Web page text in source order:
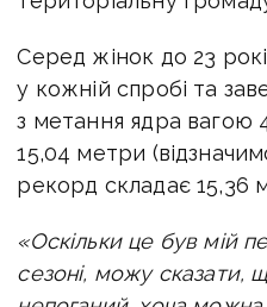
Серед жінок до 23
у кожній спробі та
з метання ядра вагою
15,04 метри
рекорд складає 15,36
«Оскільки це був мій
сезоні, можу сказати,